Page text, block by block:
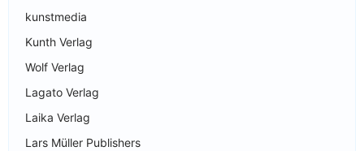
kunstmedia
Kunth Verlag
Wolf Verlag
Lagato Verlag
Laika Verlag
Lars Müller Publishers